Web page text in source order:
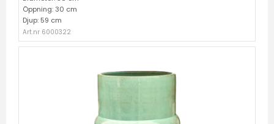
Öppning: 30 cm
Djup: 59 cm
Art.nr 6000322